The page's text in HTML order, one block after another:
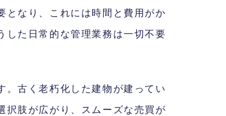
となり、これには時間と費用がか
した日常的な管理業務は一切不要
。古く老朽化した建物が建ってい
択肢が広がり、スムーズな売買が